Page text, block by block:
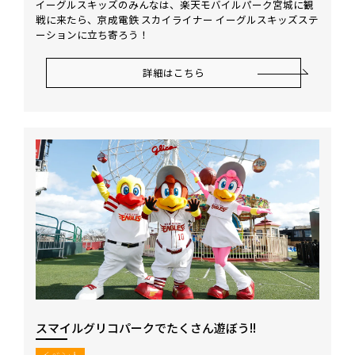
イーグルスキッズのみんなは、楽天モバイルパーク宮城に観
戦に来たら、京成電鉄 スカイライナー イーグルスキッズステ
ーションに立ち寄ろう！
詳細はこちら
スマイルグリコパークでたくさん遊ぼう!!